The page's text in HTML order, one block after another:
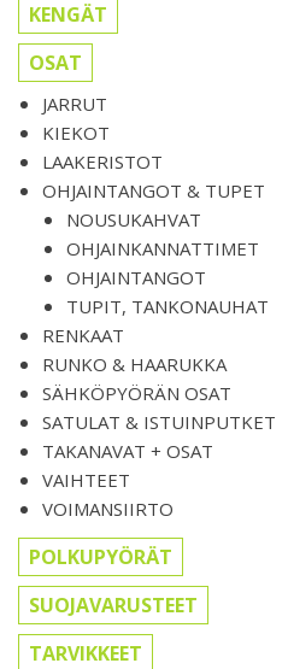
KENGÄT
OSAT
JARRUT
KIEKOT
LAAKERISTOT
OHJAINTANGOT & TUPET
NOUSUKAHVAT
OHJAINKANNATTIMET
OHJAINTANGOT
TUPIT, TANKONAUHAT
RENKAAT
RUNKO & HAARUKKA
SÄHKÖPYÖRÄN OSAT
SATULAT & ISTUINPUTKET
TAKANAVAT + OSAT
VAIHTEET
VOIMANSIIRTO
POLKUPYÖRÄT
SUOJAVARUSTEET
TARVIKKEET